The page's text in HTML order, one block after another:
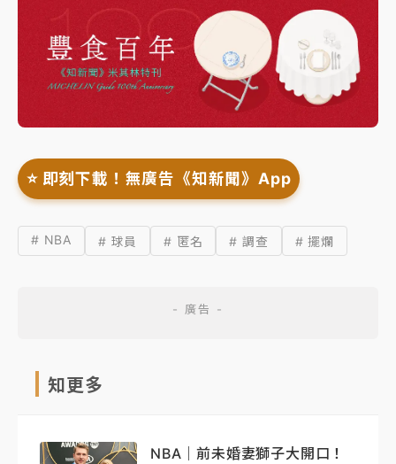
⭐️ 即刻下載！無廣告《知新聞》App
# NBA # 球員 # 匿名 # 調查 # 擺爛
知更多
NBA｜前未婚妻獅子大開口！